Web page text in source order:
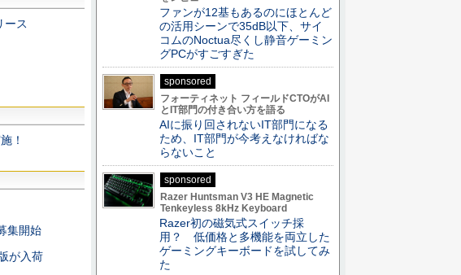
ース
！
集開始
が入荷
ファンが12基もあるのにほとんど
の活用シーンで35dB以下、サイ
コムのNoctua尽くし静音ゲーミン
グPCがすごすぎた
sponsored
フォーティネット フィールドCTOがAI
とIT部門の付き合い方を語る
AIに振り回されないIT部門になる
ため、IT部門が今考えなければな
らないこと
sponsored
Razer Huntsman V3 HE Magnetic
Tenkeyless 8kHz Keyboard
Razer初の磁気式スイッチ採
用？ 低価格と多機能を両立した
ゲーミングキーボードを試してみ
た